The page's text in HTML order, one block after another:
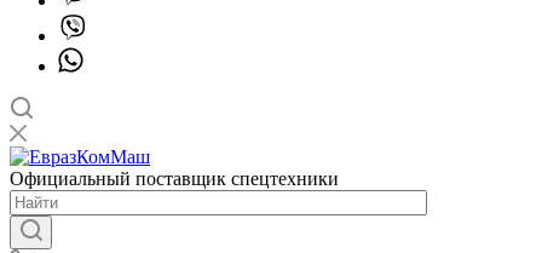
Официальный поставщик спецтехники